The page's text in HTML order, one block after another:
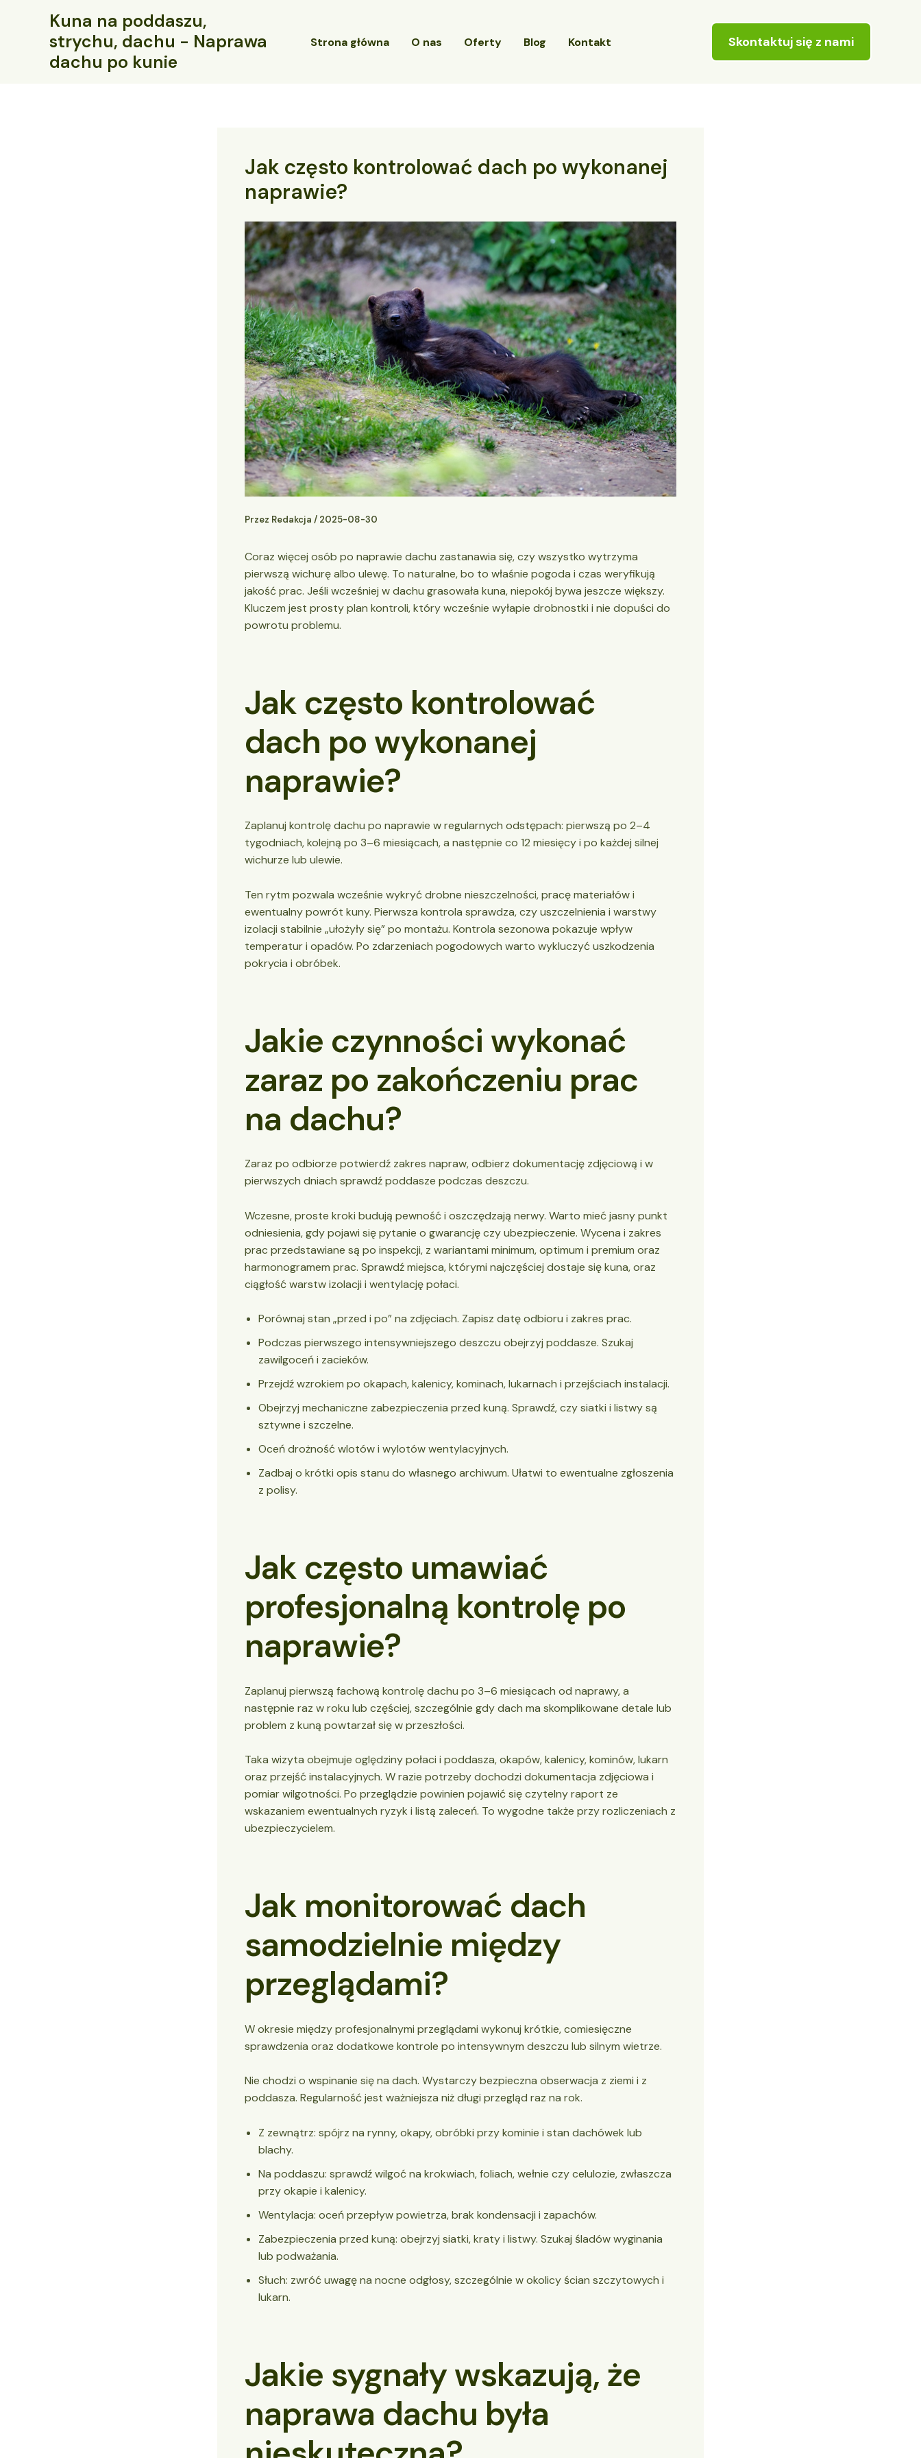
Kuna na poddaszu,
strychu, dachu - Naprawa
dachu po kunie
Strona główna O nas Oferty Blog Kontakt Skontaktuj się z nami
Jak często kontrolować dach po wykonanej
naprawie?
Przez Redakcja / 2025-08-30
Coraz więcej osób po naprawie dachu zastanawia się, czy wszystko wytrzyma
pierwszą wichurę albo ulewę. To naturalne, bo to właśnie pogoda i czas weryfikują
jakość prac. Jeśli wcześniej w dachu grasowała kuna, niepokój bywa jeszcze większy.
Kluczem jest prosty plan kontroli, który wcześnie wyłapie drobnostki i nie dopuści do
powrotu problemu.
Jak często kontrolować
dach po wykonanej
naprawie?
Zaplanuj kontrolę dachu po naprawie w regularnych odstępach: pierwszą po 2–4
tygodniach, kolejną po 3–6 miesiącach, a następnie co 12 miesięcy i po każdej silnej
wichurze lub ulewie.
Ten rytm pozwala wcześnie wykryć drobne nieszczelności, pracę materiałów i
ewentualny powrót kuny. Pierwsza kontrola sprawdza, czy uszczelnienia i warstwy
izolacji stabilnie „ułożyły się” po montażu. Kontrola sezonowa pokazuje wpływ
temperatur i opadów. Po zdarzeniach pogodowych warto wykluczyć uszkodzenia
pokrycia i obróbek.
Jakie czynności wykonać
zaraz po zakończeniu prac
na dachu?
Zaraz po odbiorze potwierdź zakres napraw, odbierz dokumentację zdjęciową i w
pierwszych dniach sprawdź poddasze podczas deszczu.
Wczesne, proste kroki budują pewność i oszczędzają nerwy. Warto mieć jasny punkt
odniesienia, gdy pojawi się pytanie o gwarancję czy ubezpieczenie. Wycena i zakres
prac przedstawiane są po inspekcji, z wariantami minimum, optimum i premium oraz
harmonogramem prac. Sprawdź miejsca, którymi najczęściej dostaje się kuna, oraz
ciągłość warstw izolacji i wentylację połaci.
Porównaj stan „przed i po” na zdjęciach. Zapisz datę odbioru i zakres prac.
Podczas pierwszego intensywniej­szego deszczu obejrzyj poddasze. Szukaj
zawilgoceń i zacieków.
Przejdź wzrokiem po okapach, kalenicy, kominach, lukarnach i przejściach instalacji.
Obejrzyj mechaniczne zabezpieczenia przed kuną. Sprawdź, czy siatki i listwy są
sztywne i szczelne.
Oceń drożność wlotów i wylotów wentylacyjnych.
Zadbaj o krótki opis stanu do własnego archiwum. Ułatwi to ewentualne zgłoszenia
z polisy.
Jak często umawiać
profesjonalną kontrolę po
naprawie?
Zaplanuj pierwszą fachową kontrolę dachu po 3–6 miesiącach od naprawy, a
następnie raz w roku lub częściej, szczególnie gdy dach ma skomplikowane detale lub
problem z kuną powtarzał się w przeszłości.
Taka wizyta obejmuje oględziny połaci i poddasza, okapów, kalenicy, kominów, lukarn
oraz przejść instalacyjnych. W razie potrzeby dochodzi dokumentacja zdjęciowa i
pomiar wilgotności. Po przeglądzie powinien pojawić się czytelny raport ze
wskazaniem ewentualnych ryzyk i listą zaleceń. To wygodne także przy rozliczeniach z
ubezpieczycielem.
Jak monitorować dach
samodzielnie między
przeglądami?
W okresie między profesjonalnymi przeglądami wykonuj krótkie, comiesięczne
sprawdzenia oraz dodatkowe kontrole po intensywnym deszczu lub silnym wietrze.
Nie chodzi o wspinanie się na dach. Wystarczy bezpieczna obserwacja z ziemi i z
poddasza. Regularność jest ważniejsza niż długi przegląd raz na rok.
Z zewnątrz: spójrz na rynny, okapy, obróbki przy kominie i stan dachówek lub
blachy.
Na poddaszu: sprawdź wilgoć na krokwiach, foliach, wełnie czy celulozie, zwłaszcza
przy okapie i kalenicy.
Wentylacja: oceń przepływ powietrza, brak kondensacji i zapachów.
Zabezpieczenia przed kuną: obejrzyj siatki, kraty i listwy. Szukaj śladów wyginania
lub podważania.
Słuch: zwróć uwagę na nocne odgłosy, szczególnie w okolicy ścian szczytowych i
lukarn.
Jakie sygnały wskazują, że
naprawa dachu była